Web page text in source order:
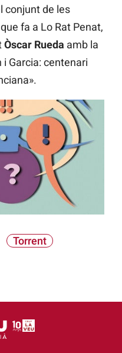
conjunt de les
fa a Lo Rat Penat,
Òscar Rueda amb la
Garcia: centenari
Torrent